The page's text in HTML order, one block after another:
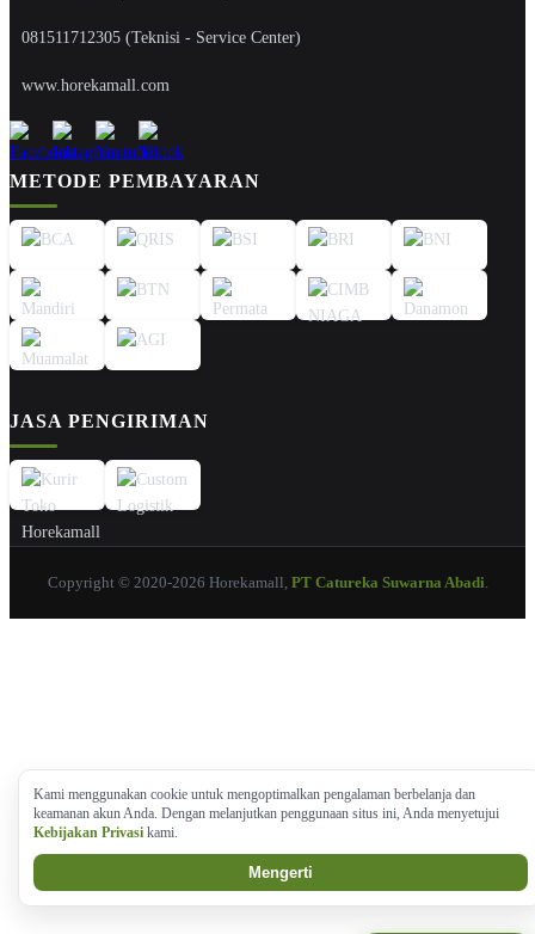
081511712305 (Teknisi - Service Center)
www.horekamall.com
METODE PEMBAYARAN
JASA PENGIRIMAN
Copyright © 2020-2026 Horekamall, PT Catureka Suwarna Abadi
Kami menggunakan cookie untuk mengoptimalkan pengalaman berbelanja dan
keamanan akun Anda. Dengan melanjutkan penggunaan situs ini, Anda menyetujui
Kebijakan Privasi kami.
Mengerti